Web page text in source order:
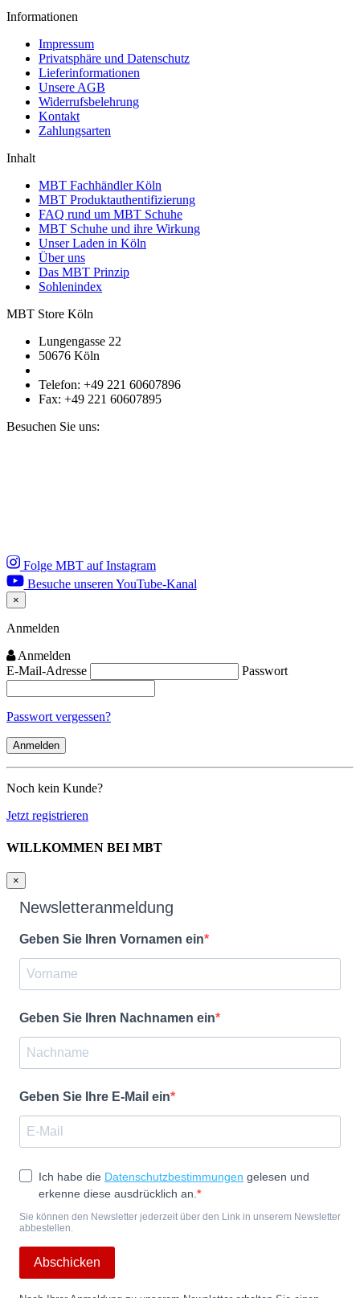
Informationen
Impressum
Privatsphäre und Datenschutz
Lieferinformationen
Unsere AGB
Widerrufsbelehrung
Kontakt
Zahlungsarten
Inhalt
MBT Fachhändler Köln
MBT Produktauthentifizierung
FAQ rund um MBT Schuhe
MBT Schuhe und ihre Wirkung
Unser Laden in Köln
Über uns
Das MBT Prinzip
Sohlenindex
MBT Store Köln
Lungengasse 22
50676 Köln
Telefon: +49 221 60607896
Fax: +49 221 60607895
Besuchen Sie uns:
Folge MBT auf Instagram
Besuche unseren YouTube-Kanal
×
Close
Anmelden
Anmelden
E-Mail-Adresse
Passwort
Passwort vergessen?
Noch kein Kunde?
Jetzt registrieren
WILLKOMMEN BEI MBT
×
Newsletteranmeldung
Geben Sie Ihren Vornamen ein
Geben Sie Ihren Nachnamen ein
Geben Sie Ihre E-Mail ein
Ich habe die Datenschutzbestimmungen gelesen und
erkenne diese ausdrücklich an.
Sie können den Newsletter jederzeit über den Link in unserem Newsletter
abbestellen.
Abschicken